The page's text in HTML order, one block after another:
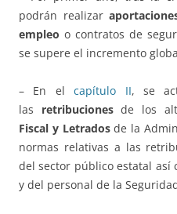
podrán realizar
empleo o contratos de
se supere el incremento
– En elcapítulo II, se
las retribucionesde los
Fiscal y Letradosde la
normas relativas a las
del sector público estatal así
y del personal de la